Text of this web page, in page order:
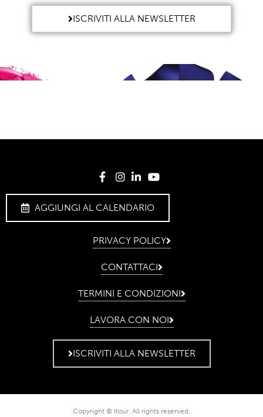
ISCRIVITI ALLA NEWSLETTER
AGGIUNGI AL CALENDARIO
PRIVACY POLICY
CONTATTACI
TERMINI E CONDIZIONI
LAVORA CON NOI
ISCRIVITI ALLA NEWSLETTER
Copyright © Itour. All rights reserved.